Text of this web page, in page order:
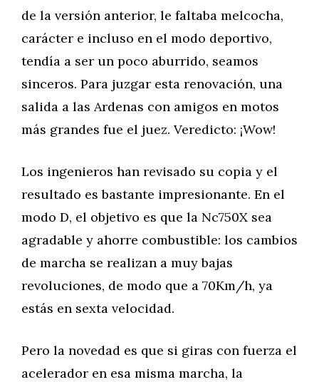
de la versión anterior, le faltaba melcocha,
carácter e incluso en el modo deportivo,
tendía a ser un poco aburrido, seamos
sinceros. Para juzgar esta renovación, una
salida a las Ardenas con amigos en motos
más grandes fue el juez. Veredicto: ¡Wow!
Los ingenieros han revisado su copia y el
resultado es bastante impresionante. En el
modo D, el objetivo es que la Nc750X sea
agradable y ahorre combustible: los cambios
de marcha se realizan a muy bajas
revoluciones, de modo que a 70Km/h, ya
estás en sexta velocidad.
Pero la novedad es que si giras con fuerza el
acelerador en esa misma marcha, la